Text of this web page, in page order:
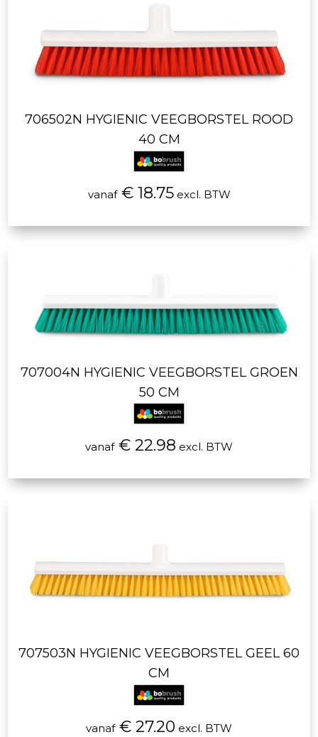
706502N HYGIENIC VEEGBORSTEL ROOD
40 CM
vanaf€ 18.75excl. BTW
707004N HYGIENIC VEEGBORSTEL GROEN
50 CM
vanaf€ 22.98 excl. BTW
707503N HYGIENIC VEEGBORSTEL GEEL 60
CM
vanaf€ 27.20 excl. BTW